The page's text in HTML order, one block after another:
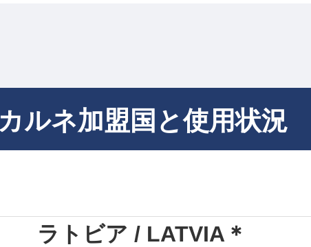
カルネ加盟国と使用状況
ラトビア / LATVIA＊